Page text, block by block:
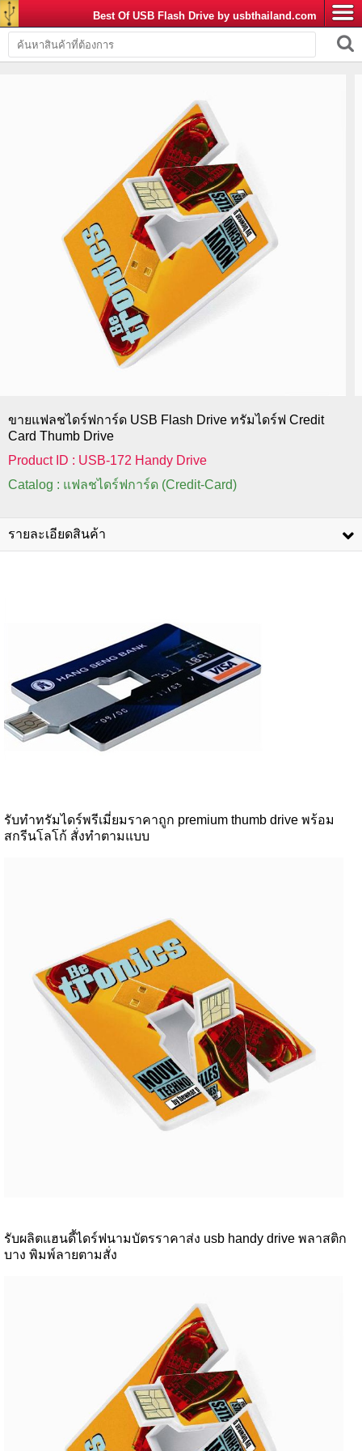
Best Of USB Flash Drive by usbthailand.com
ขายแฟลชไดร์ฟการ์ด USB Flash Drive ทรัมไดร์ฟ Credit
Card Thumb Drive
Product ID : USB-172 Handy Drive
Catalog : แฟลชไดร์ฟการ์ด (Credit-Card)
รายละเอียดสินค้า
รับทำทรัมไดร์พรีเมี่ยมราคาถูก premium thumb drive พร้อม
สกรีนโลโก้ สั่งทำตามแบบ
รับผลิตแฮนดี้ไดร์ฟนามบัตรราคาส่ง usb handy drive พลาสติก
บาง พิมพ์ลายตามสั่ง